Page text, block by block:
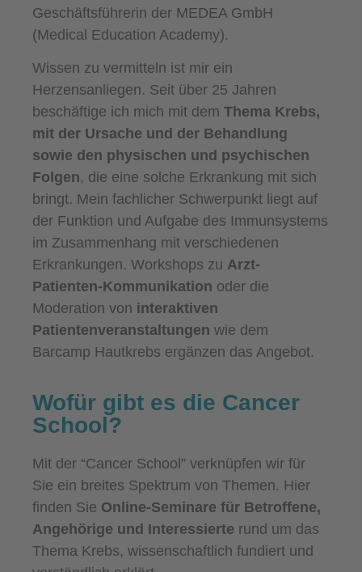
Geschäftsführerin der MEDEA GmbH
(Medical Education Academy).
Wissen zu vermitteln ist mir ein
Herzensanliegen. Seit über 25 Jahren
beschäftige ich mich mit dem Thema Krebs,
mit der Ursache und der Behandlung
sowie den physischen und psychischen
Folgen, die eine solche Erkrankung mit sich
bringt. Mein fachlicher Schwerpunkt liegt auf
der Funktion und Aufgabe des Immunsystems
im Zusammenhang mit verschiedenen
Erkrankungen. Workshops zu Arzt-
Patienten-Kommunikation oder die
Moderation von interaktiven
Patientenveranstaltungen wie dem
Barcamp Hautkrebs ergänzen das Angebot.
Wofür gibt es die Cancer
School?
Mit der “Cancer School” verknüpfen wir für
Sie ein breites Spektrum von Themen. Hier
finden Sie Online-Seminare für Betroffene,
Angehörige und Interessierte rund um das
Thema Krebs, wissenschaftlich fundiert und